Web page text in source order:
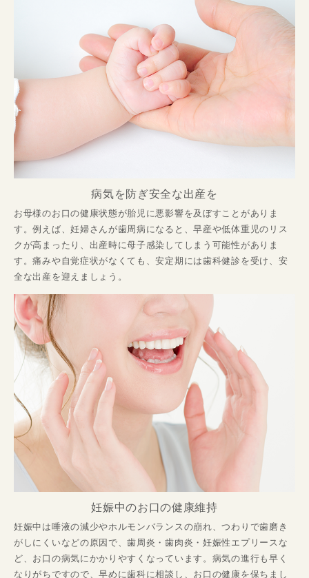
病気を防ぎ安全な出産を
お母様のお口の健康状態が胎児に悪影響を及ぼすことがありま
す。例えば、妊婦さんが歯周病になると、早産や低体重児のリス
クが高まったり、出産時に母子感染してしまう可能性がありま
す。痛みや自覚症状がなくても、安定期には歯科健診を受け、安
全な出産を迎えましょう。
妊娠中のお口の健康維持
妊娠中は唾液の減少やホルモンバランスの崩れ、つわりで歯磨き
がしにくいなどの原因で、歯周炎・歯肉炎・妊娠性エプリースな
ど、お口の病気にかかりやすくなっています。病気の進行も早く
なりがちですので、早めに歯科に相談し、お口の健康を保ちまし